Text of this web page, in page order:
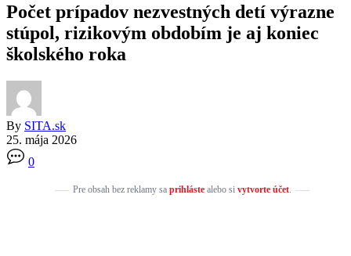
Počet prípadov nezvestných detí výrazne
stúpol, rizikovým obdobím je aj koniec
školského roka
By SITA.sk
25. mája 2026
0
Pre obsah bez reklamy sa prihlástealebo si vytvorte účet.